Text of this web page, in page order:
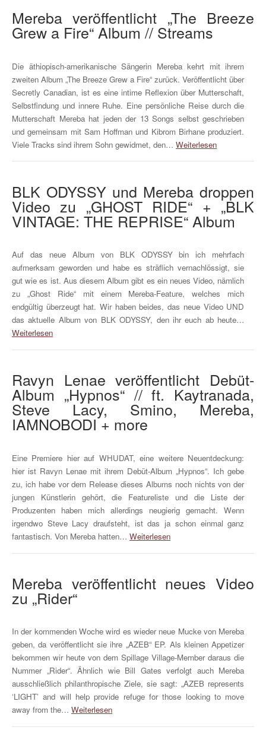
Mereba veröffentlicht „The Breeze
Grew a Fire“ Album // Streams
Die äthiopisch-amerikanische Sängerin Mereba kehrt mit ihrem
zweiten Album „The Breeze Grew a Fire“ zurück. Veröffentlicht über
Secretly Canadian, ist es eine intime Reflexion über Mutterschaft,
Selbstfindung und innere Ruhe. Eine persönliche Reise durch die
Mutterschaft Mereba hat jeden der 13 Songs selbst geschrieben
und gemeinsam mit Sam Hoffman und Kibrom Birhane produziert.
Viele Tracks sind ihrem Sohn gewidmet, den… Weiterlesen
BLK ODYSSY und Mereba droppen
Video zu „GHOST RIDE“ + „BLK
VINTAGE: THE REPRISE“ Album
Auf das neue Album von BLK ODYSSY bin ich mehrfach
aufmerksam geworden und habe es sträflich vernachlössigt, sie
gut wie es ist. Aus diesem Album gibt es ein neues Video, nämlich
zu „Ghost Ride“ mit einem Mereba-Feature, welches mich
endgültig überzeugt hat. Wir haben beides, das neue Video UND
das aktuelle Album von BLK ODYSSY, den ihr euch ab heute…
Weiterlesen
Ravyn Lenae veröffentlicht Debüt-
Album „Hypnos“ // ft. Kaytranada,
Steve Lacy, Smino, Mereba,
IAMNOBODI + more
Eine Premiere hier auf WHUDAT, eine weitere Neuentdeckung:
hier ist Ravyn Lenae mit ihrem Debüt-Album „Hypnos“. Ich gebe
zu, ich habe vor dem Release dieses Albums noch nichts von der
jungen Künstlerin gehört, die Featureliste und die Liste der
Produzenten haben mich allerdings neugierig gemacht. Wenn
irgendwo Steve Lacy draufsteht, ist das ja schon einmal ganz
fantastisch. Von Mereba hatten… Weiterlesen
Mereba veröffentlicht neues Video
zu „Rider“
In der kommenden Woche wird es wieder neue Mucke von Mereba
geben, da veröffentlicht sie ihre „AZEB“ EP. Als kleinen Appetizer
bekommen wir heute von dem Spillage Village-Member daraus die
Nummer „Rider“. Ähnlich wie Bill Gates verfolgt auch Mereba
ausschließlich philanthropische Ziele, sie sagt: „AZEB represents
‘LIGHT’ and will help provide refuge for those looking to move
away from the… Weiterlesen